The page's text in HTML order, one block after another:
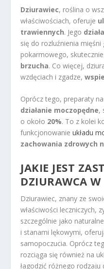
Dziurawiec, roślina o
właściwościach, oferuje
trawiennych. Jego
się do rozluźnienia mięśni
pokarmowego,
brzucha. Co więcej,
wzdęciach i zgadze,
Oprócz tego, preparaty
działanie moczopędne,
o około 20%. To z kolei
funkcjonowanieukładu
zachowania zdrowych
JAKIE JEST
DZIURAWCA
Dziurawiec, znany ze
właściwości leczniczych,
szczególnie jako
i stanami lękowymi,
samopoczucia. Oprócz
rozciąga się również na
łagodzić różnego rodzaju